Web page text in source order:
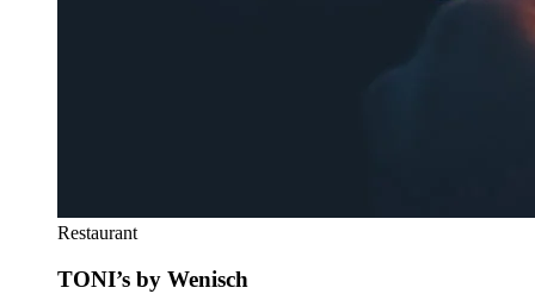
Restaurant
TONI’s by Wenisch